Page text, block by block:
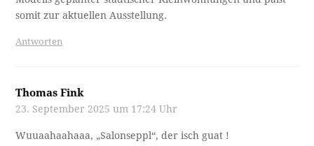
somit zur aktuellen Ausstellung.
Antworten
Thomas Fink
23. September 2025 um 17:24 Uhr
Wuuaahaahaaa, „Salonseppl“, der isch guat !